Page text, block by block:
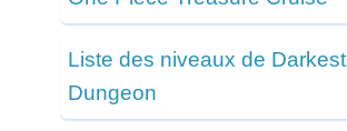
Liste des niveaux de Darkest
Dungeon